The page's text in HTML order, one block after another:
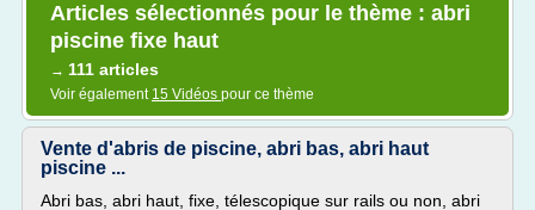
Articles sélectionnés pour le thème : abri
piscine fixe haut
→ 111 articles
Voir également 15 Vidéos pour ce thème
Vente d'abris de piscine, abri bas, abri haut
piscine ...
Abri bas, abri haut, fixe, télescopique sur rails ou non, abri